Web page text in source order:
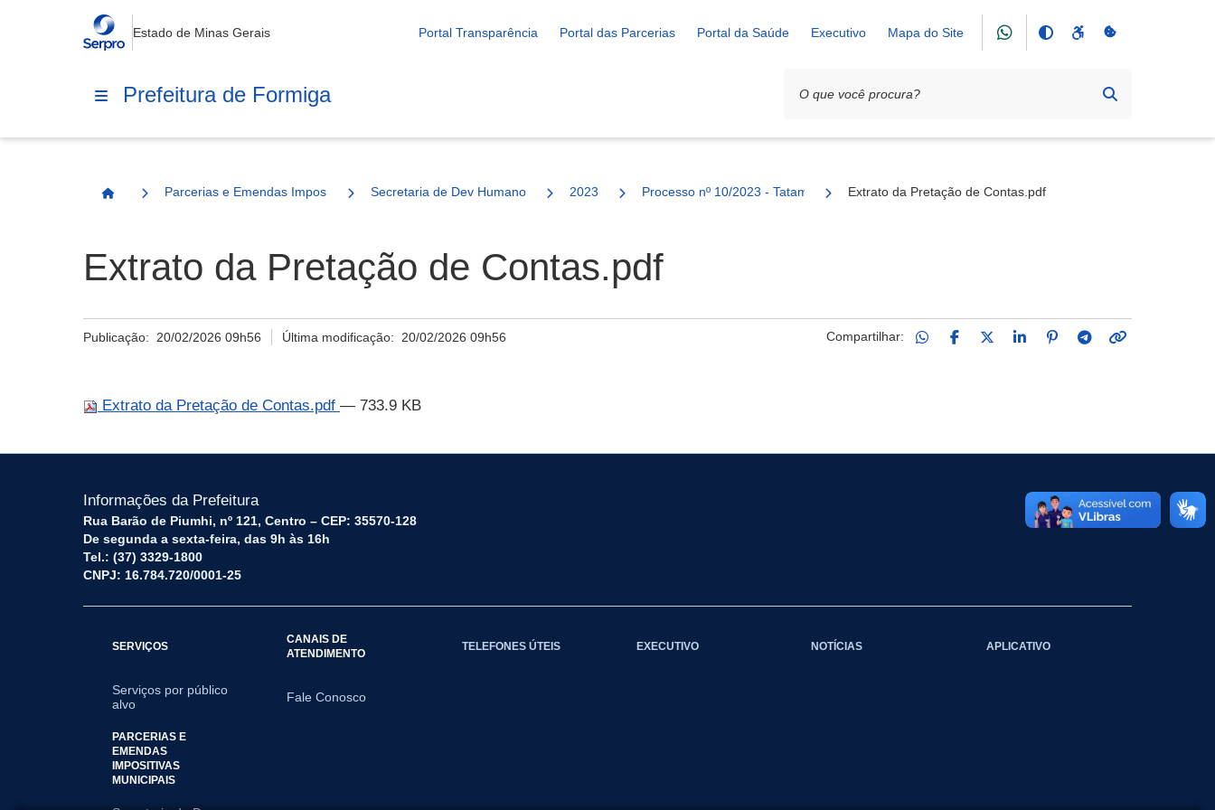
Estado de Minas Gerais Portal Transparência Portal das Parcerias Portal da Saúde Executivo Mapa do Site
Prefeitura de Formiga
Página Inicial
Parcerias e Emendas Impositivas MunicipaisSecretaria de Dev Humano 2023 Processo nº 10/2023 - Tatame do BemExtrato da Pretação de Contas.pdf
Extrato da Pretação de Contas.pdf
Publicação: 20/02/2026 09h56 Última modificação: 20/02/2026 09h56 Compartilhar:
Extrato da Pretação de Contas.pdf — 733.9 KB
Informações da Prefeitura
Rua Barão de Piumhi, nº 121, Centro – CEP: 35570-128
De segunda a sexta-feira, das 9h às 16h
Tel.: (37) 3329-1800
CNPJ: 16.784.720/0001-25
SERVIÇOS
Serviços por público
alvo
CANAIS DE
ATENDIMENTO
Fale Conosco
TELEFONES ÚTEIS EXECUTIVO NOTÍCIAS APLICATIVO
PARCERIAS E
EMENDAS
IMPOSITIVAS
MUNICIPAIS